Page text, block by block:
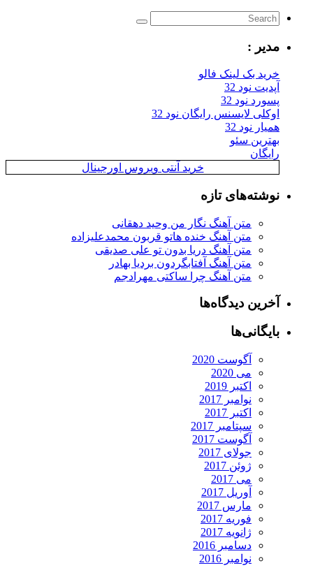
مدیر :
خرید بک لینک فالو
آپدیت نود 32
پسورد نود 32
اوکلی لایسنس رایگان نود 32
همیار نود 32
بهترین سئو
رایگان
خرید آنتی ویروس اورجینال
نوشته‌های تازه
متن آهنگ نگار من وحید دهقانی
متن آهنگ خنده هاتو قربون محمدعلیزاده
متن آهنگ دریا بدون تو علی صدیقی
متن آهنگ آفتابگردون بردیا بهادر
متن آهنگ چرا ساکتی مهرادجم
آخرین دیدگاه‌ها
بایگانی‌ها
آگوست 2020
می 2020
اکتبر 2019
نوامبر 2017
اکتبر 2017
سپتامبر 2017
آگوست 2017
جولای 2017
ژوئن 2017
می 2017
آوریل 2017
مارس 2017
فوریه 2017
ژانویه 2017
دسامبر 2016
نوامبر 2016